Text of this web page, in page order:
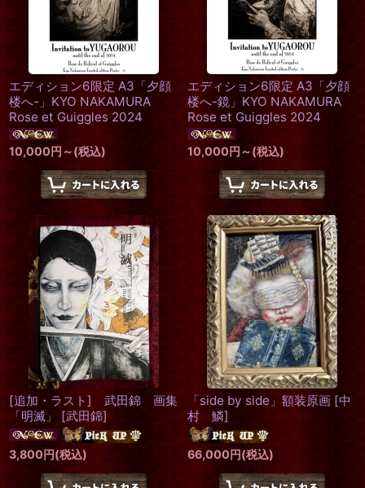
エディション6限定 A3「夕顔
楼へ-」KYO NAKAMURA
Rose et Guiggles 2024
10,000円 ～(税込)
エディション6限定 A3「夕顔
楼へ-鏡」KYO NAKAMURA
Rose et Guiggles 2024
10,000円 ～(税込)
[追加・ラスト] 武田錦 画集
「明滅」
[武田錦]
3,800円(税込)
「side by side」額装原画 [中
村 鱗]
66,000円(税込)